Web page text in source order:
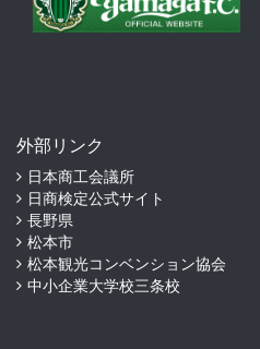
外部リンク
日本商工会議所
日商検定公式サイト
長野県
松本市
松本観光コンベンション協会
中小企業大学校三条校